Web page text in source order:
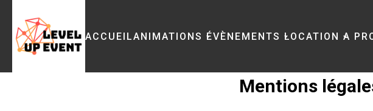
ACCUEILANIMATIONS ÉVÈNEMENTS LOCATION A
Mentions